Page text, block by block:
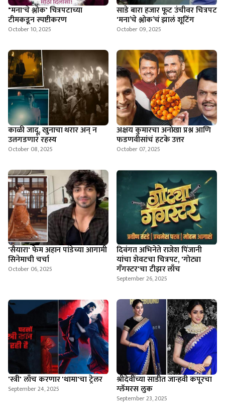
"मना'चे श्लोक' चित्रपटाच्या
टीमकडून स्पष्टीकरण
October 10, 2025
साडे बारा हजार फूट उंचीवर चित्रपट
'मना’चे श्लोक’चं झालं शूटिंग
October 09, 2025
काळी जादू, खुनाचा थरार अन् न
उलगडणारं रहस्य
October 08, 2025
अक्षय कुमारचा अनोखा प्रश्न आणि
फडणवीसांचं हटके उत्तर
October 07, 2025
'सैयारा' फेम अहान पांडेच्या आगामी
सिनेमाची चर्चा
October 06, 2025
दिवंगत अभिनेते राजेश पिंजानी
यांचा शेवटचा चित्रपट, 'गोट्या
गँगस्टर'चा टीझर लाँच
September 26, 2025
'स्त्री' लाँच करणार 'थामा'चा ट्रेलर
September 24, 2025
श्रीदेवींच्या साडीत जान्हवी कपूरचा
ग्लॅमरस लुक
September 23, 2025